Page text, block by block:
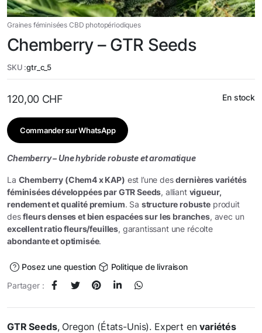
Graines féminisées CBD photopériodiques
Chemberry – GTR Seeds
SKU :gtr_c_5
120,00 CHF En stock
Commander sur WhatsApp
Chemberry – Une hybride robuste et aromatique
La Chemberry (Chem4 x KAP) est l’une desdernières variétés
féminisées développées par GTR Seeds, alliant vigueur,
rendement et qualité premium. Sa structure robuste produit
desfleurs denses et bien espacées sur les branches, avec un
excellent ratio fleurs/feuilles, garantissant une récolte
abondante et optimisée.
Posez une question
Politique de livraison
Partager :
GTR Seeds, Oregon (États-Unis). Expert envariétés